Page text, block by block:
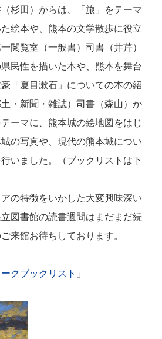
杉田）からは、「旅」をテーマ
絵本や、熊本の文学散歩に役立
閲覧室（一般書）司書（井芹）
民性を描いた本や、熊本を舞台
「夏目漱石」についての本の紹
・新聞・雑誌）司書（森山）か
ーマに、熊本城の絵地図をはじ
の写真や、現代の熊本城につい
いました。（ブックリストは下
の特徴をいかした大変興味深い
図書館の読書週間はまだまだ続
来館お待ちしております。
クブックリスト 」